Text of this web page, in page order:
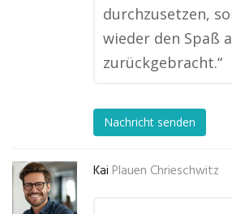
durchzusetzen,
wieder den Spaß
zurückgebracht.“
Nachricht senden
Kai Plauen Chrieschwitz